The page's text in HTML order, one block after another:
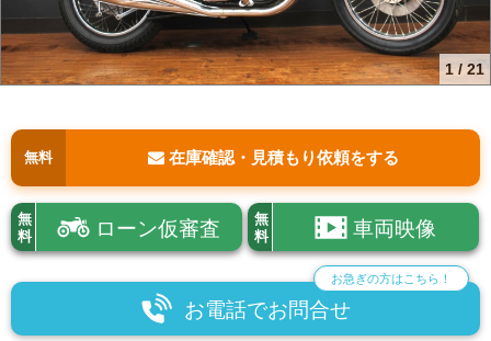
1 / 21
無料 在庫確認・見積もり依頼をする
無
料
ローン仮審査
無
料
車両映像
お電話でお問合せ
お急ぎの方はこちら！